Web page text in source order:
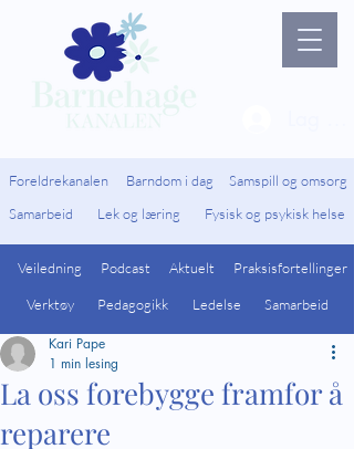
Foreldrekanalen Barndom i dag
Samspill og omsorg
Samarbeid
Lek og læring Fysisk og psykisk helse
Veiledning
Verktøy
Podcast
Pedagogikk
Aktuelt Praksisfortellinger
Ledelse Samarbeid
La oss forebygge framfor å
reparere
Kari Pape
1 min lesing